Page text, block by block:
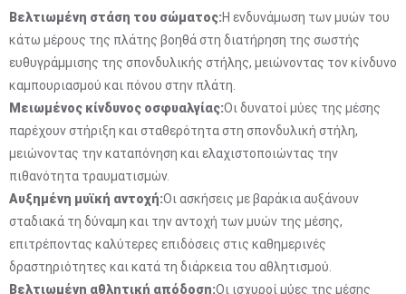
Βελτιωμένη στάση του σώματος:Η ενδυνάμωση των μυών του
κάτω μέρους της πλάτης βοηθά στη διατήρηση της σωστής
ευθυγράμμισης της σπονδυλικής στήλης, μειώνοντας τον κίνδυνο
καμπουριασμού και πόνου στην πλάτη.
Μειωμένος κίνδυνος οσφυαλγίας:Οι δυνατοί μύες της μέσης
παρέχουν στήριξη και σταθερότητα στη σπονδυλική στήλη,
μειώνοντας την καταπόνηση και ελαχιστοποιώντας την
πιθανότητα τραυματισμών.
Αυξημένη μυϊκή αντοχή:Οι ασκήσεις με βαράκια αυξάνουν
σταδιακά τη δύναμη και την αντοχή των μυών της μέσης,
επιτρέποντας καλύτερες επιδόσεις στις καθημερινές
δραστηριότητες και κατά τη διάρκεια του αθλητισμού.
Βελτιωμένη αθλητική απόδοση:Οι ισχυροί μύες της μέσης